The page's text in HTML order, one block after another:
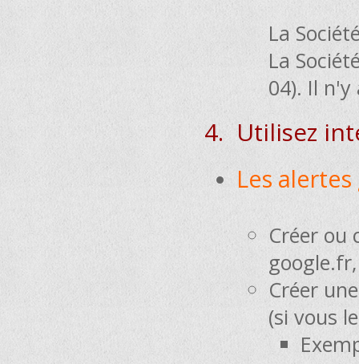
La
La
04). Il
4. Utilisez
Les
Créer ou
Créer
(si vous